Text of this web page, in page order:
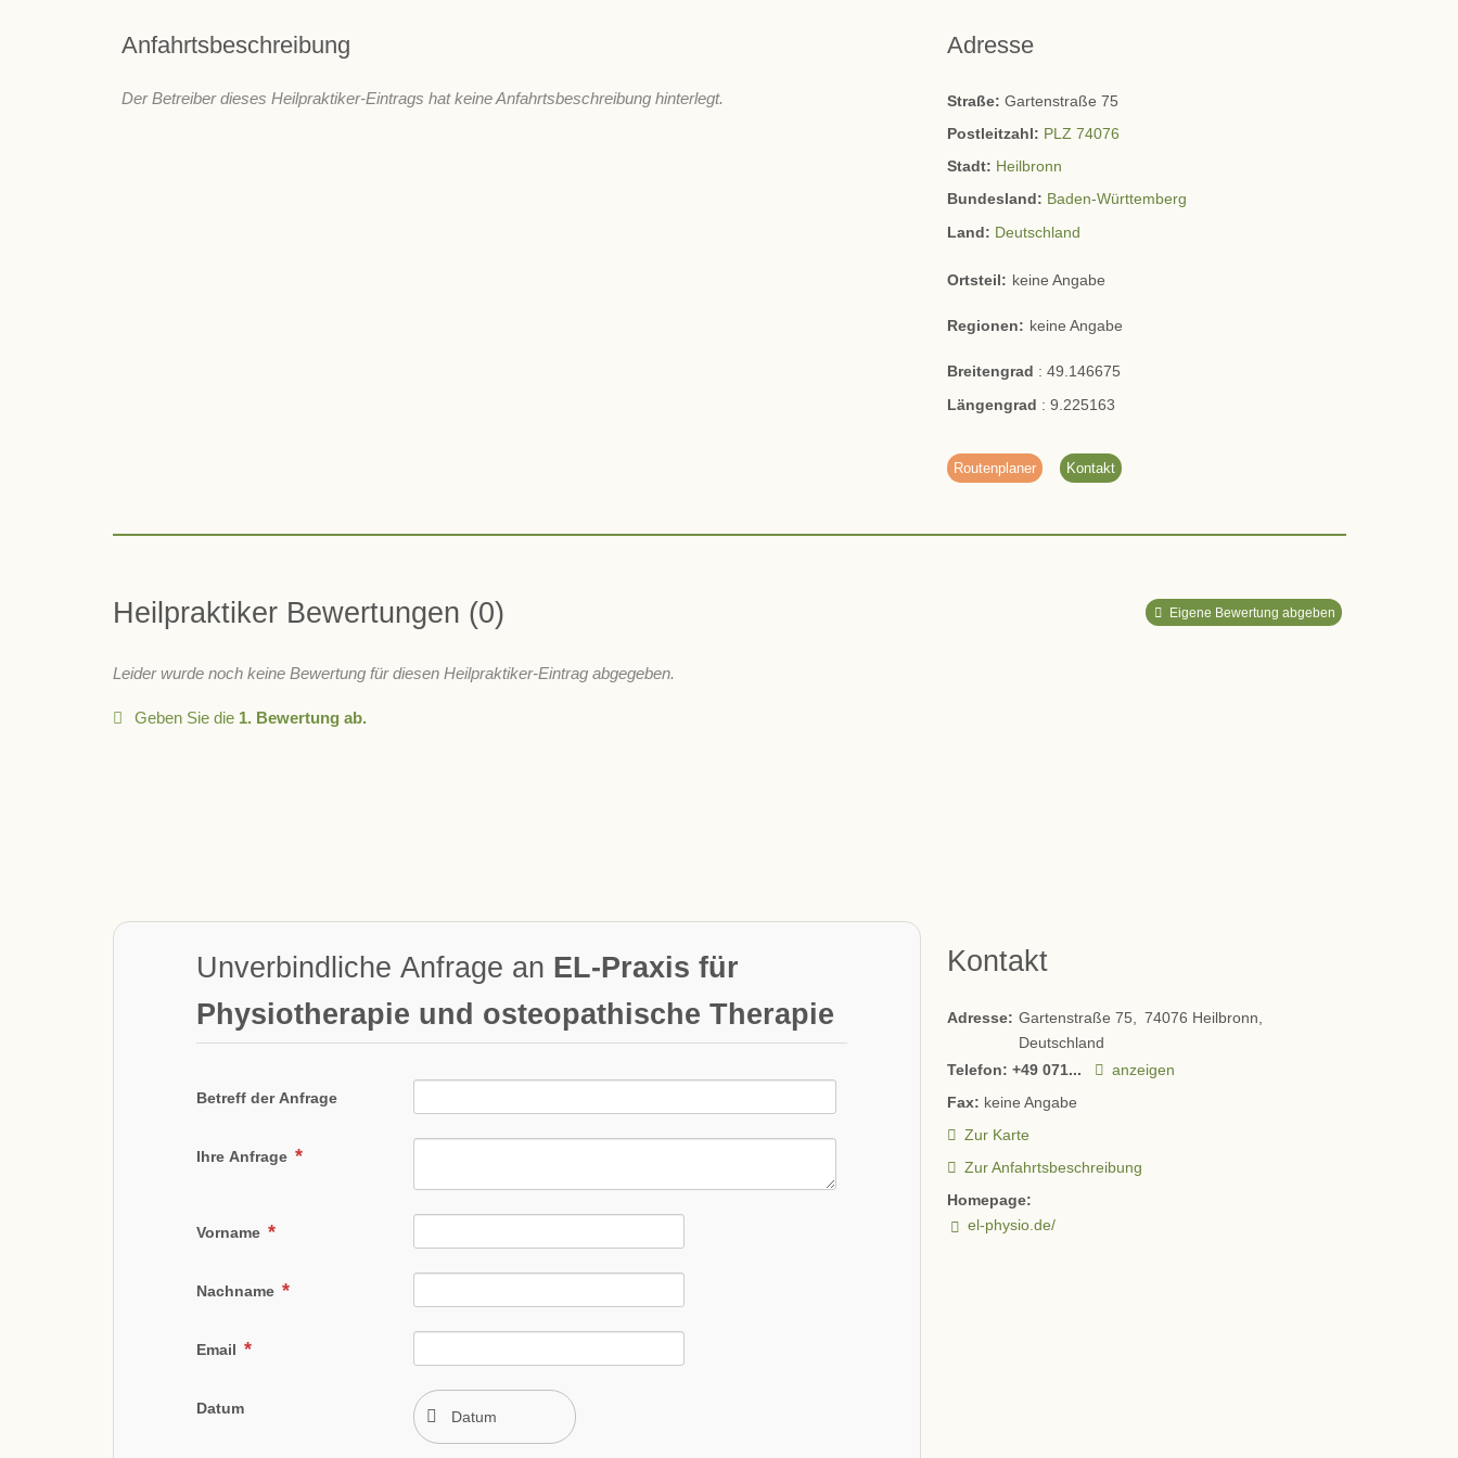
Anfahrtsbeschreibung
Der Betreiber dieses Heilpraktiker-Eintrags hat keine Anfahrtsbeschreibung hinterlegt.
Adresse
Straße:Gartenstraße 75
Postleitzahl: PLZ 74076
Stadt: Heilbronn
Bundesland: Baden-Württemberg
Land: Deutschland
Ortsteil: keine Angabe
Regionen: keine Angabe
Breitengrad :49.146675
Längengrad :9.225163
Routenplaner Kontakt
Heilpraktiker Bewertungen 0 Eigene Bewertung abgeben
Leider wurde noch keine Bewertung für diesen Heilpraktiker-Eintrag abgegeben.
Geben Sie die 1. Bewertung ab.
Unverbindliche Anfrage an EL-Praxis für
Physiotherapie und osteopathische Therapie
Betreff der Anfrage
Ihre Anfrage
Vorname
Nachname
Email
Datum
Kontakt
Adresse: Gartenstraße 75 74076 Heilbronn
Deutschland
Telefon: +49 071...
anzeigen
Fax: keine Angabe
Zur Karte
Zur Anfahrtsbeschreibung
Homepage:
el-physio.de/